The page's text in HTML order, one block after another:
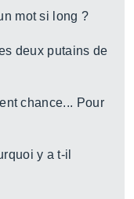
mot si long ?
deux putains de
chance... Pour
y a t-il